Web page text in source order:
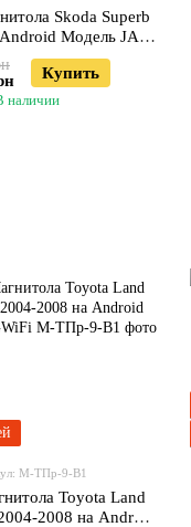
Skoda Superb
Модель JAC-
3GWiFi
Купить
наличии
М-ТПр-9-В1
Toyota Land
2008 на Android